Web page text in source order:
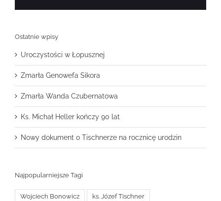
Ostatnie wpisy
Uroczystości w Łopusznej
Zmarła Genowefa Sikora
Zmarła Wanda Czubernatowa
Ks. Michał Heller kończy 90 lat
Nowy dokument o Tischnerze na rocznicę urodzin
Najpopularniejsze Tagi
Wojciech Bonowicz ks. Józef Tischner